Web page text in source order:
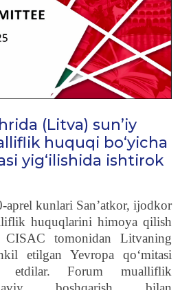
(Litva) sun’iy
huquqi bo‘yicha
yig‘ilishida ishtirok
kunlari San’atkor, ijodkor
huquqlarini himoya qilish
tomonidan Litvaning
etilgan Yevropa qo‘mitasi
etdilar. Forum mualliflik